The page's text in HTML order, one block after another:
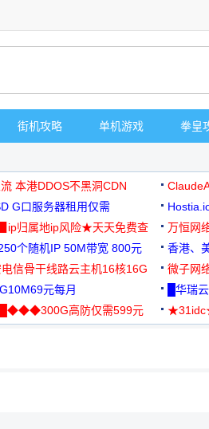
街机攻略 单机游戏 拳皇
本港DDOS不黑洞CDN
G口服务器租用仅需
试归属地ip风险★天天免费查
万恒网
99元/月
个随机IP 50M带宽 800元 香港、
信骨干线路云主机16核16G
微子网
元每月 █华瑞
高防仅需599元